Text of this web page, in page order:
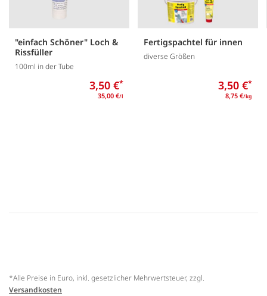
"einfach Schöner" Loch &
Rissfüller
100ml in der Tube
3,50 €*
35,00 €/l
Fertigspachtel für innen
diverse Größen
3,50 €*
8,75 €/kg
*Alle Preise in Euro, inkl. gesetzlicher Mehrwertsteuer, zzgl.
Versandkosten